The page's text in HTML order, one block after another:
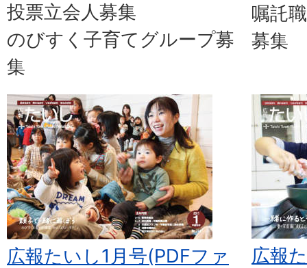
投票立会人募集
のびすく子育てグループ募
集
嘱託
募集
広報たいし1月号(PDFファ
広報